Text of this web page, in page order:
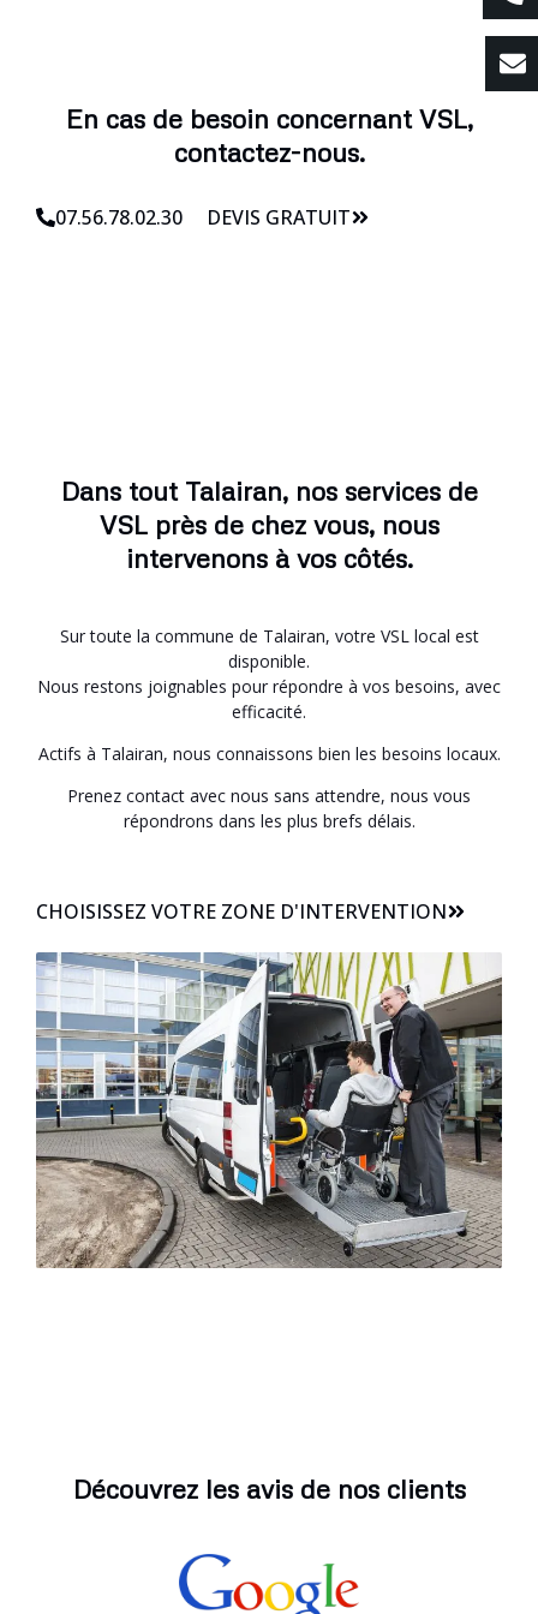
En cas de besoin concernant VSL,
contactez-nous.
07.56.78.02.30 DEVIS GRATUIT
Dans tout Talairan, nos services de
VSL près de chez vous, nous
intervenons à vos côtés.
Sur toute la commune de Talairan, votre VSL local est
disponible.
Nous restons joignables pour répondre à vos besoins, avec
efficacité.
Actifs à Talairan, nous connaissons bien les besoins locaux.
Prenez contact avec nous sans attendre, nous vous
répondrons dans les plus brefs délais.
CHOISISSEZ VOTRE ZONE D'INTERVENTION
Découvrez les avis de nos clients